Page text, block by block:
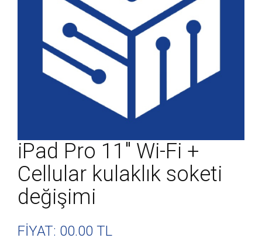
iPad Pro 11″ Wi-Fi +
Cellular kulaklık soketi
değişimi
FİYAT: 00.00 TL